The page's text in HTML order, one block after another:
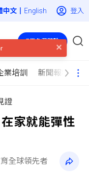
| English 登入
業培訓 新聞報導
7天免費體驗
證
家就能彈性
全球領先者